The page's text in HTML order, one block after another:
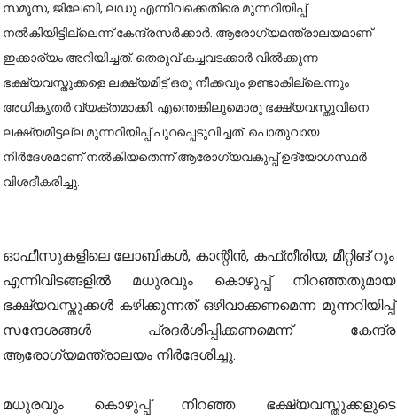
സമൂസ, ജിലേബി, ലഡു എന്നിവക്കെതിരെ മുന്നറിയിപ്പ്
നൽകിയിട്ടില്ലെന്ന് കേന്ദ്രസർക്കാർ. ആരോഗ്യമന്ത്രാലയമാണ്
ഇക്കാര്യം അറിയിച്ചത്. തെരുവ് കച്ചവടക്കാർ വിൽക്കുന്ന
ഭക്ഷ്യവസ്തുക്കളെ ലക്ഷ്യമിട്ട് ഒരു നീക്കവും ഉണ്ടാകില്ലെന്നും
അധികൃതർ വ്യക്തമാക്കി. എന്തെങ്കിലുമൊരു ഭക്ഷ്യവസ്തുവിനെ
ലക്ഷ്യമിട്ടല്ല മുന്നറിയിപ്പ് പുറപ്പെടുവിച്ചത്. പൊതുവായ
നിർദേശമാണ് നൽകിയതെന്ന് ആരോഗ്യവകുപ്പ് ഉദ്യോഗസ്ഥർ
വിശദീകരിച്ചു.
ഓഫീസുകളിലെ ലോബികൾ, കാന്റീൻ, കഫ്തീരിയ, മീറ്റിങ് റൂം
എന്നിവിടങ്ങളിൽ മധുരവും കൊഴുപ്പ് നിറഞ്ഞതുമായ
ഭക്ഷ്യവസ്തുക്കൾ കഴിക്കുന്നത് ഒഴിവാക്കണമെന്ന മുന്നറിയിപ്പ്
സന്ദേശങ്ങൾ പ്രദർശിപ്പിക്കണമെന്ന് കേന്ദ്ര
ആരോഗ്യമന്ത്രാലയം നിർദേശിച്ചു.
മധുരവും കൊഴുപ്പ് നിറഞ്ഞ ഭക്ഷ്യവസ്തുക്കളുടെ